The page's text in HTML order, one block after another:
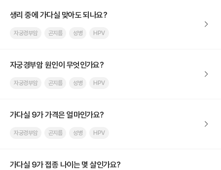
생리 중에 가다실 맞아도 되나요?
자궁경부암 곤지름 성병 HPV
자궁경부암 원인이 무엇인가요?
자궁경부암 곤지름 성병 HPV
가다실 9가 가격은 얼마인가요?
자궁경부암 곤지름 성병 HPV
가다실 9가 접종 나이는 몇 살인가요?